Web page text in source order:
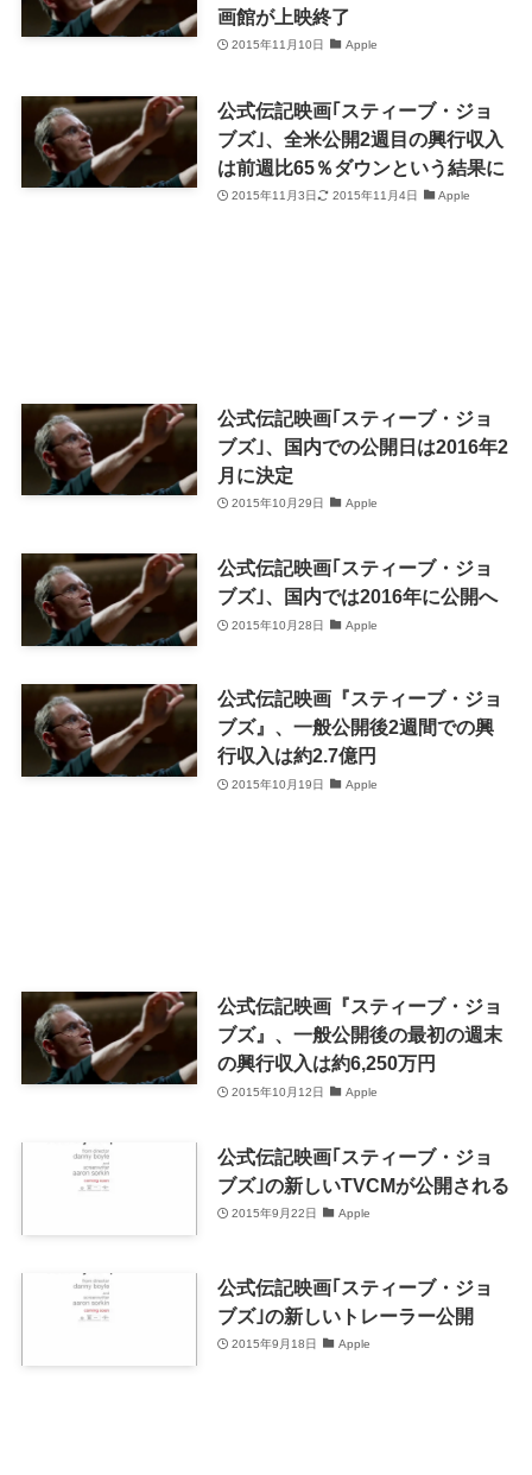
画館が上映終了
2015年11月10日 Apple
公式伝記映画｢スティーブ・ジョ
ブズ｣、全米公開2週目の興行収入
は前週比65％ダウンという結果に
2015年11月3日 2015年11月4日 Apple
公式伝記映画｢スティーブ・ジョ
ブズ｣、国内での公開日は2016年2
月に決定
2015年10月29日 Apple
公式伝記映画｢スティーブ・ジョ
ブズ｣、国内では2016年に公開へ
2015年10月28日 Apple
公式伝記映画『スティーブ・ジョ
ブズ』、一般公開後2週間での興
行収入は約2.7億円
2015年10月19日 Apple
公式伝記映画『スティーブ・ジョ
ブズ』、一般公開後の最初の週末
の興行収入は約6,250万円
2015年10月12日 Apple
公式伝記映画｢スティーブ・ジョ
ブズ｣の新しいTVCMが公開される
2015年9月22日 Apple
公式伝記映画｢スティーブ・ジョ
ブズ｣の新しいトレーラー公開
2015年9月18日 Apple